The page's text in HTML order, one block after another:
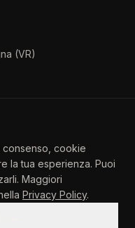
(VR)
cookie
la tua esperienza. Puoi
Maggiori
Privacy Policy.